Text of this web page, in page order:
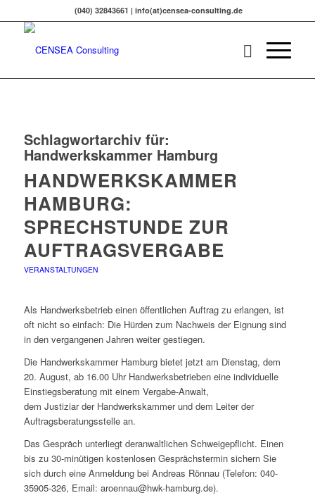
(040) 32843661 | info(at)censea-consulting.de
Schlagwortarchiv für:
Handwerkskammer Hamburg
HANDWERKSKAMMER
HAMBURG:
SPRECHSTUNDE ZUR
AUFTRAGSVERGABE
VERANSTALTUNGEN
Als Handwerksbetrieb einen öffentlichen Auftrag zu erlangen, ist
oft nicht so einfach: Die Hürden zum Nachweis der Eignung sind
in den vergangenen Jahren weiter gestiegen.
Die Handwerkskammer Hamburg bietet jetzt am Dienstag, dem
20. August, ab 16.00 Uhr Handwerksbetrieben eine individuelle
Einstiegsberatung mit einem Vergabe-Anwalt,
dem Justiziar der Handwerkskammer und dem Leiter der
Auftragsberatungsstelle an.
Das Gespräch unterliegt deranwaltlichen Schweigepflicht. Einen
bis zu 30-minütigen kostenlosen Gesprächstermin sichern Sie
sich durch eine Anmeldung bei Andreas Rönnau (Telefon: 040-
35905-326, Email: aroennau@hwk-hamburg.de).